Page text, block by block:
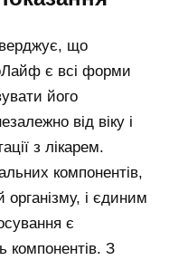
що
є всі форми
його
від віку і
з лікарем.
компонентів,
організму, і єдиним
є
компонентів. З